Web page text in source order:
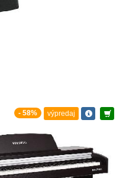
- 58% výpredaj